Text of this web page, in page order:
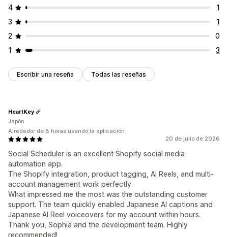
4
1
3
1
2
0
1
3
Escribir una reseña Todas las reseñas
20 de julio de 2026
Social Scheduler is an excellent Shopify social media
automation app.
The Shopify integration, product tagging, AI Reels, and multi-
account management work perfectly.
What impressed me the most was the outstanding customer
support. The team quickly enabled Japanese AI captions and
Japanese AI Reel voiceovers for my account within hours.
Thank you, Sophia and the development team. Highly
recommended!
HeartKey
Japón
Alrededor de 8 horas usando la aplicación